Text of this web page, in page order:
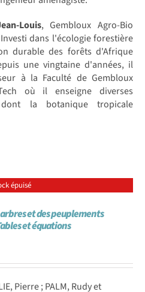
Louis, Gembloux Agro-Bio
dans l'écologie forestière
durable des forêts d'Afrique
une vingtaine d'années, il
à la Faculté de Gembloux
où il enseigne diverses
dont la botanique tropicale
épuisé
et des peuplements
et équations
Pierre ; PALM, Rudy et